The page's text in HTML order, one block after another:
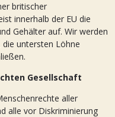
britischer
innerhalb der EU die
Gehälter auf. Wir werden
untersten Löhne
Gesellschaft
aller
alle vor Diskriminierung